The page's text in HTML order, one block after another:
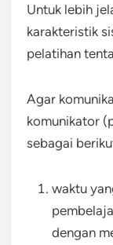
Untuk lebih
karakteristik
pelatihan
Agar
komunikator
sebagai
waktu
dengan